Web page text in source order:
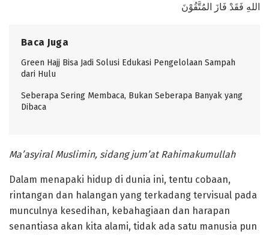
اللهِ فَقَدْ فَازَ المُتَّقُوْنَ
Baca Juga
Green Hajj Bisa Jadi Solusi Edukasi Pengelolaan Sampah
dari Hulu
Seberapa Sering Membaca, Bukan Seberapa Banyak yang
Dibaca
Ma’asyiral Muslimin, sidang jum’at Rahimakumullah
Dalam menapaki hidup di dunia ini, tentu cobaan,
rintangan dan halangan yang terkadang tervisual pada
munculnya kesedihan, kebahagiaan dan harapan
senantiasa akan kita alami, tidak ada satu manusia pun